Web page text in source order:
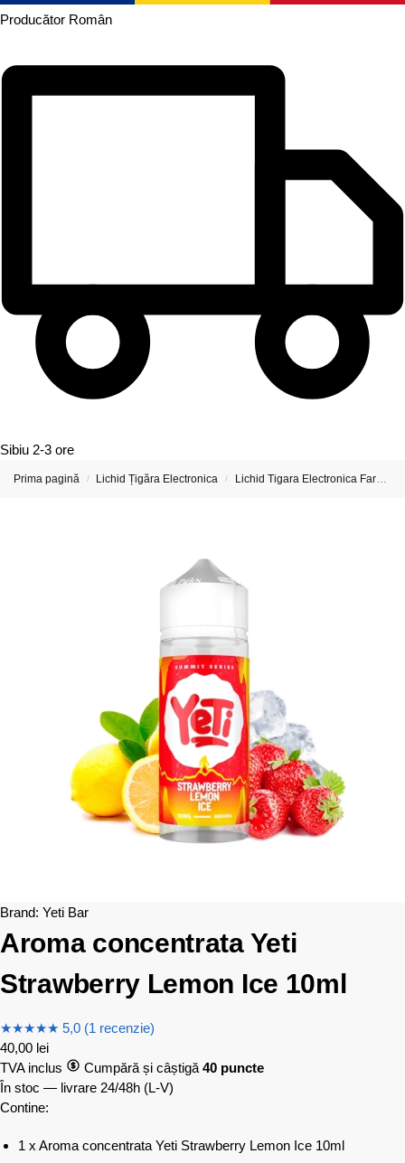
Producător Român
Sibiu 2-3 ore
Prima pagină / Lichid Țigăra Electronica / Lichid Tigara Electronica Fara Nicotina
Brand: Yeti Bar
Aroma concentrata Yeti
Strawberry Lemon Ice 10ml
★★★★★ 5,0 (1 recenzie)
40,00 lei
TVA inclus
Cumpără și câștigă 40 puncte
În stoc — livrare 24/48h (L-V)
Contine:
1 x Aroma concentrata Yeti Strawberry Lemon Ice 10ml